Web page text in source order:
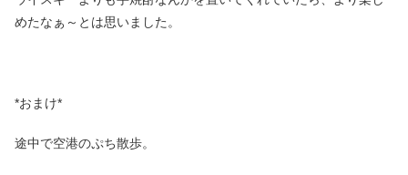
めたなぁ～とは思いました。
*おまけ*
途中で空港のぷち散歩。